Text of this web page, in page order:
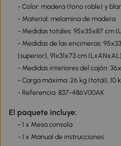
- Color: madera (tono roble) y
- Material: melamina de madera
- Medidas totales: 95x35x87 cm
- Medidas de las encimeras:
(superior), 91x31x73 cm
- Medidas interiores del cajón:
- Carga máxima: 26 kg (total), 10
- Referencia: 837-486V00AK
El paquete incluye:
- 1 x Mesa consola
- 1 x Manual de instrucciones